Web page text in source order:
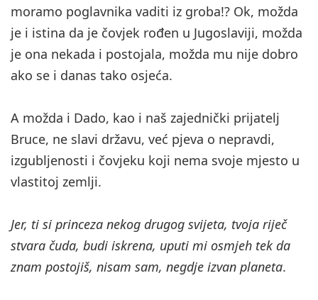
moramo poglavnika vaditi iz groba!? Ok, možda
je i istina da je čovjek rođen u Jugoslaviji, možda
je ona nekada i postojala, možda mu nije dobro
ako se i danas tako osjeća.
A možda i Dado, kao i naš zajednički prijatelj
Bruce, ne slavi državu, već pjeva o nepravdi,
izgubljenosti i čovjeku koji nema svoje mjesto u
vlastitoj zemlji.
Jer, ti si princeza nekog drugog svijeta, tvoja riječ
stvara čuda, budi iskrena, uputi mi osmjeh tek da
znam postojiš, nisam sam, negdje izvan planeta.